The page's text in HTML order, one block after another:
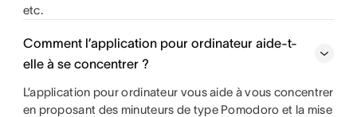
etc.
Comment l’application pour ordinateur aide-t-
elle à se concentrer ?
L’application pour ordinateur vous aide à vous concentrer
en proposant des minuteurs de type Pomodoro et la mise